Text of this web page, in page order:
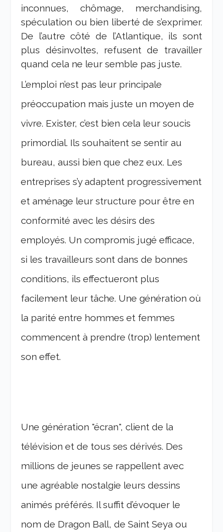
inconnues, chômage, merchandising,
spéculation ou bien liberté de s’exprimer.
De l’autre côté de l’Atlantique, ils sont
plus désinvoltes, refusent de travailler
quand cela ne leur semble pas juste.
L’emploi n’est pas leur principale
préoccupation mais juste un moyen de
vivre. Exister, c’est bien cela leur soucis
primordial. Ils souhaitent se sentir au
bureau, aussi bien que chez eux. Les
entreprises s’y adaptent progressivement
et aménage leur structure pour être en
conformité avec les désirs des
employés. Un compromis jugé efficace,
si les travailleurs sont dans de bonnes
conditions, ils effectueront plus
facilement leur tâche. Une génération où
la parité entre hommes et femmes
commencent à prendre (trop) lentement
son effet.
Une génération "écran", client de la
télévision et de tous ses dérivés. Des
millions de jeunes se rappellent avec
une agréable nostalgie leurs dessins
animés préférés. Il suffit d’évoquer le
nom de Dragon Ball, de Saint Seya ou